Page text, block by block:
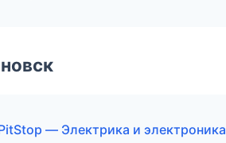
— Электрика и электроника